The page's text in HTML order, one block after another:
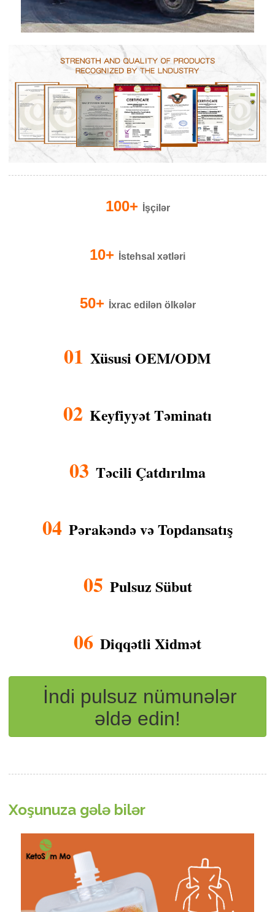
100+ İşçilər
10+ İstehsal xətləri
50+ İxrac edilən ölkələr
01 Xüsusi OEM/ODM
02 Keyfiyyət Təminatı
03 Təcili Çatdırılma
04 Pərakəndə və Topdansatış
05 Pulsuz Sübut
06 Diqqətli Xidmət
İndi pulsuz nümunələr
əldə edin!
Xoşunuza gələ bilər